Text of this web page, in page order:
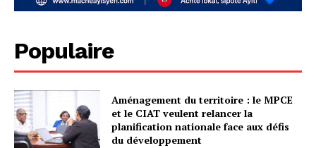
Populaire
Aménagement du territoire : le MPCE
et le CIAT veulent relancer la
planification nationale face aux défis
du développement